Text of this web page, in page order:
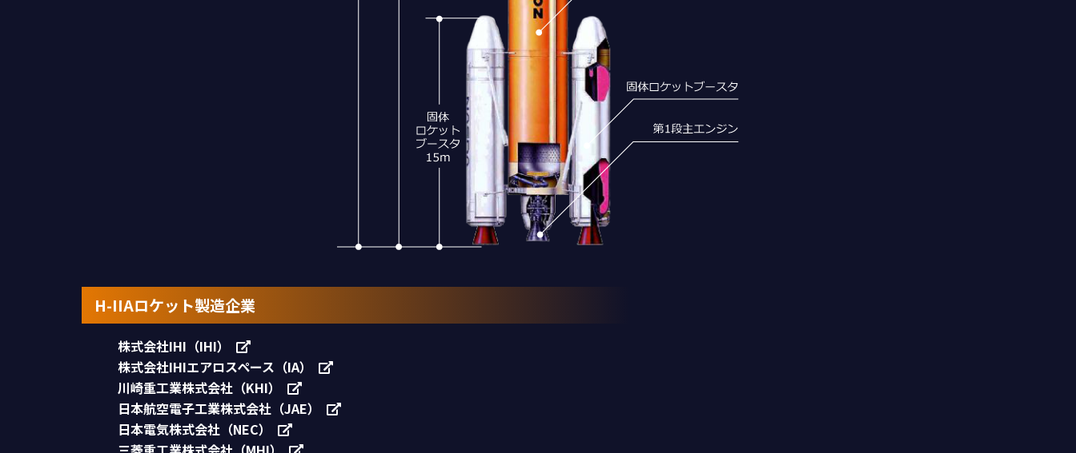
H-IIAロケット製造企業
株式会社IHI（IHI）
株式会社IHIエアロスペース（IA）
川崎重工業株式会社（KHI）
日本航空電子工業株式会社（JAE）
日本電気株式会社（NEC）